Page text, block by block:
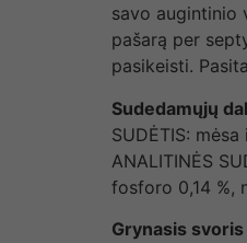
savo augintinio
pašarą per
pasikeisti.
Sudedamųjų
SUDĖTIS:
ANALITINĖS
fosforo 0,14 %,
Grynasis svoris